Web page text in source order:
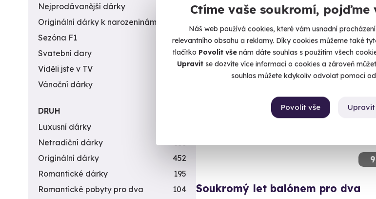
Ctíme vaše soukromí,
Náš web používá cookies, které vám usnadní
relevantního obsahu a reklamy. Díky cookies můžeme také
tlačítko Povolit vše nám dáte souhlas s použitím všech
Upravitse dozvíte více informací o cookies a zároveň
souhlas můžete kdykoliv odvolat pomocí
Upravit
Povolit vše
(+ 28 dalších lokalit)
4 999 Kč
Soukromý let balónem pro dva
Nejprodávanější dárky
Originální dárky k narozeninám
Sezóna F1
4
Svatební dary
196
Viděli jste v TV
31
Vánoční dárky
DRUH
Luxusní dárky
Netradiční dárky
353
Originální dárky
452
Romantické dárky
195
Romantické pobyty pro dva
104